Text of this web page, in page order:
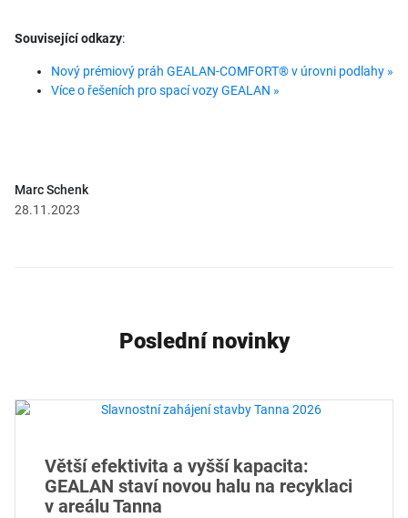
Související odkazy:
Nový prémiový práh GEALAN-COMFORT® v úrovni podlahy »
Více o řešeních pro spací vozy GEALAN »
Marc Schenk
28.11.2023
Poslední novinky
Větší efektivita a vyšší kapacita:
GEALAN staví novou halu na recyklaci
v areálu Tanna